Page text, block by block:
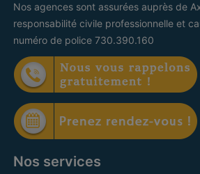
Nos agences sont assurées auprès de
responsabilité civile professionnelle et
numéro de police 730.390.160
Nos services